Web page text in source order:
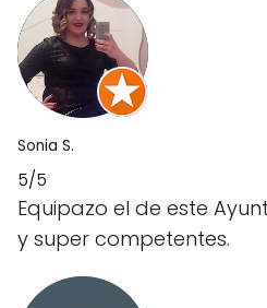
Sonia S.
5/5
Equipazo el de este
y super competentes.